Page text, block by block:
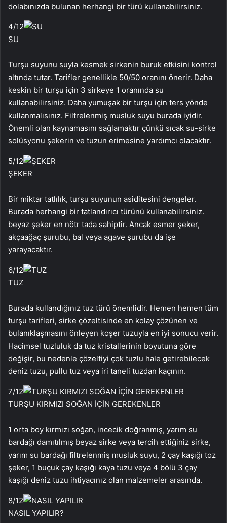
dolabınızda bulunan herhangi bir türü kullanabilirsiniz.
4/12
SU
Turşu suyunu suyla kesmek sirkenin buruk etkisini kontrol
altında tutar. Tarifler genellikle 50/50 oranını önerir. Daha
keskin bir turşu için 3 sirkeye 1 oranında su
kullanabilirsiniz. Daha yumuşak bir turşu için ters yönde
kullanmalısınız. Filtrelenmiş musluk suyu burada iyidir.
Önemli olan kaynamasını sağlamaktır çünkü sıcak su-sirke
solüsyonu şekerin ve tuzun erimesine yardımcı olacaktır.
5/12
ŞEKER
Bir miktar tatlılık, turşu suyunun asiditesini dengeler.
Burada herhangi bir tatlandırıcı türünü kullanabilirsiniz.
beyaz şeker en nötr tada sahiptir. Ancak esmer şeker,
akçaağaç şurubu, bal veya agave şurubu da işe
yarayacaktır.
6/12
TUZ
Burada kullandığınız tuz türü önemlidir. Hemen hemen tüm
turşu tarifleri, sirke çözeltisinde en kolay çözünen ve
bulanıklaşmasını önleyen koşer tuzuyla en iyi sonucu verir.
Hacimsel tuzluluk da tuz kristallerinin boyutuna göre
değişir, bu nedenle çözeltiyi çok tuzlu hale getirebilecek
deniz tuzu, pullu tuz veya iri taneli tuzdan kaçının.
7/12
TURŞU KIRMIZI SOĞAN İÇİN GEREKENLER
1 orta boy kırmızı soğan, incecik doğranmış, yarım su
bardağı damıtılmış beyaz sirke veya tercih ettiğiniz sirke,
yarım su bardağı filtrelenmiş musluk suyu, 2 çay kaşığı toz
şeker, 1 buçuk çay kaşığı kaya tuzu veya 4 bölü 3 çay
kaşığı deniz tuzu ihtiyacınız olan malzemeler arasında.
8/12
NASIL YAPILIR?